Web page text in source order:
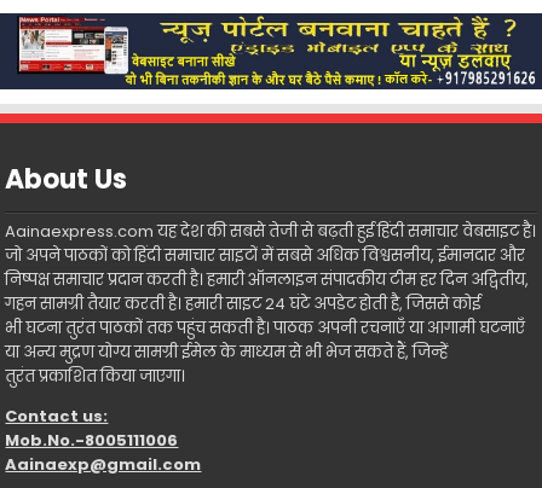
About Us
Aainaexpress.com यह देश की सबसे तेजी से बढ़ती हुई हिंदी समाचार वेबसाइट है।
जो अपने पाठकों को हिंदी समाचार साइटों में सबसे अधिक विश्वसनीय, ईमानदार और
निष्पक्ष समाचार प्रदान करती है। हमारी ऑनलाइन संपादकीय टीम हर दिन अद्वितीय,
गहन सामग्री तैयार करती है। हमारी साइट 24 घंटे अपडेट होती है, जिससे कोई
भी घटना तुरंत पाठकों तक पहुंच सकती है। पाठक अपनी रचनाएँ या आगामी घटनाएँ
या अन्य मुद्रण योग्य सामग्री ईमेल के माध्यम से भी भेज सकते हैं, जिन्हें
तुरंत प्रकाशित किया जाएगा।
Contact us:
Mob.No.-8005111006
Aainaexp@gmail.com